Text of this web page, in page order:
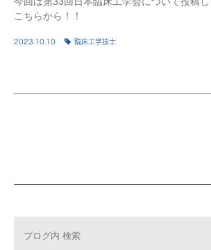
こちらから！！
2023.10.10 臨床工学技士